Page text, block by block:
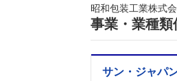
昭和包装工業株式
事業・業種
サン・ジャパ